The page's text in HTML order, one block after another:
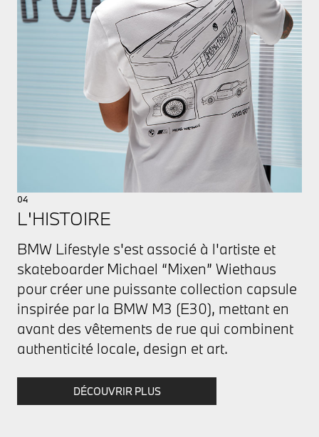
04
L'HISTOIRE
BMW Lifestyle s'est associé à l'artiste et
skateboarder Michael “Mixen” Wiethaus
pour créer une puissante collection capsule
inspirée par la BMW M3 (E30), mettant en
avant des vêtements de rue qui combinent
authenticité locale, design et art.
DÉCOUVRIR PLUS